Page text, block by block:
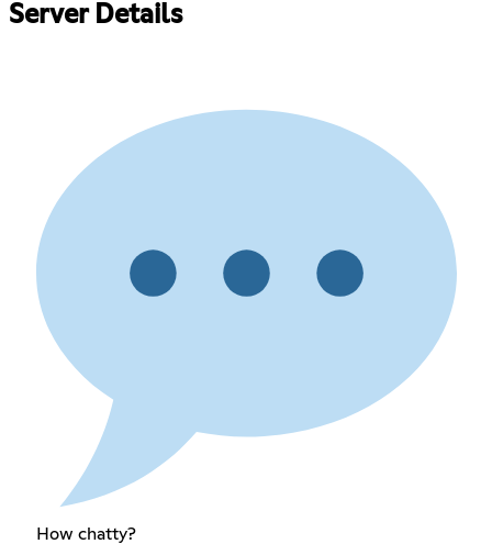
Server Details
How chatty?